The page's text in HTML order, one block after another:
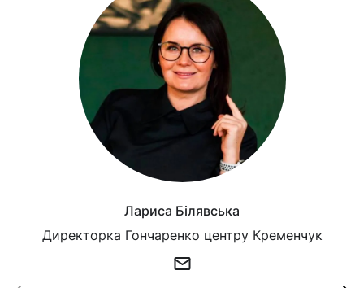
Лариса Білявська
Директорка Гончаренко центру Кременчук